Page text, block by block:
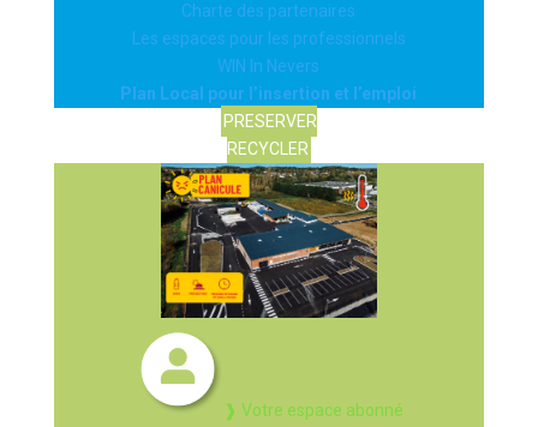
Charte des partenaires
Les espaces pour les professionnels
WIN In Nevers
Plan Local pour l’insertion et l’emploi
PRESERVER
RECYCLER
❱ Votre espace abonné